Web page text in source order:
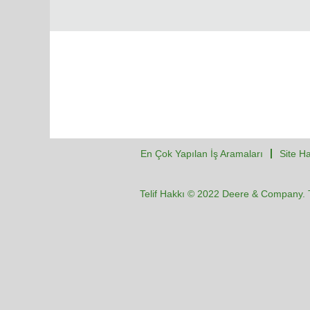
En Çok Yapılan İş Aramaları Site
Telif Hakkı © 2022 Deere & Company.